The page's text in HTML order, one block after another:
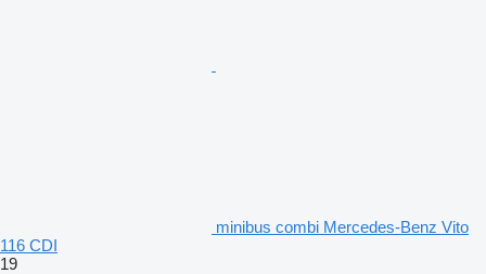
minibus combi Mercedes-Benz Vito
116 CDI
19